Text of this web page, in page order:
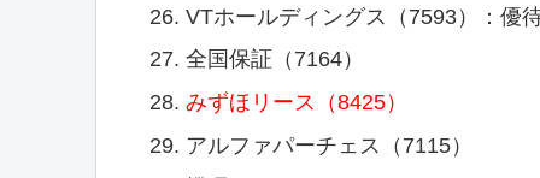
VTホールディングス（7593）：優
全国保証（7164）
みずほリース（8425）
アルファパーチェス（7115）